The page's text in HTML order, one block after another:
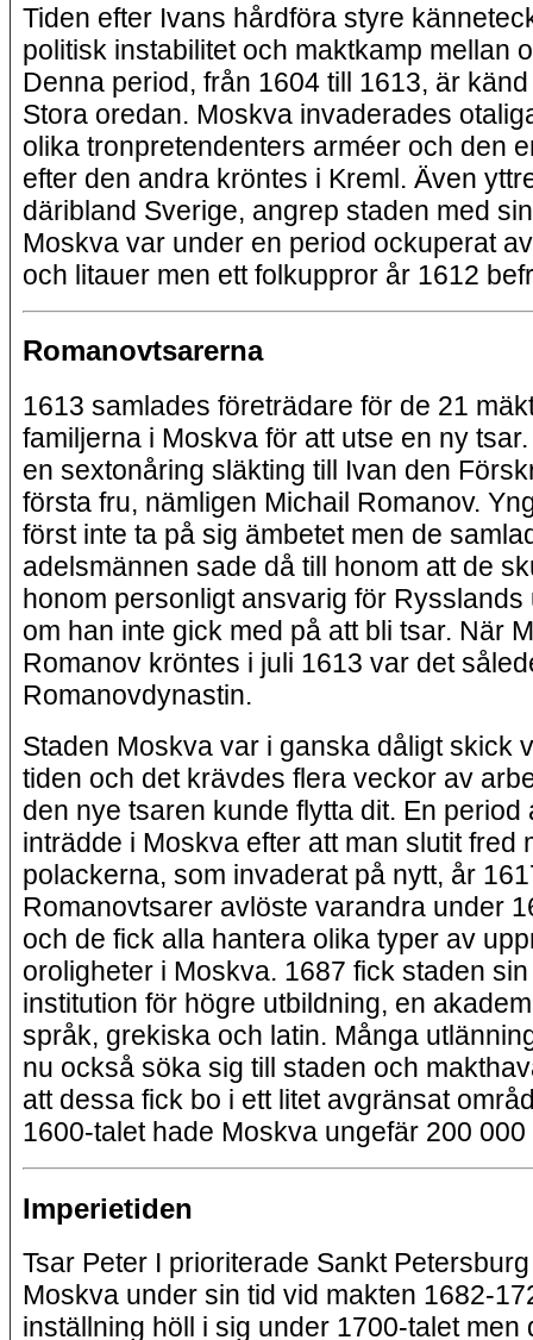
Tiden efter Ivans hårdföra styre
politisk instabilitet och maktkamp mellan
Denna period, från 1604 till 1613, är
Stora oredan. Moskva invaderades
olika tronpretendenters arméer och den
efter den andra kröntes i Kreml. Även
däribland Sverige, angrep staden med
Moskva var under en period ockuperat
och litauer men ett folkuppror år 1612
Romanovtsarerna
1613 samlades företrädare för de 21
familjerna i Moskva för att utse en ny
en sextonåring släkting till Ivan den
första fru, nämligen Michail Romanov.
först inte ta på sig ämbetet men de
adelsmännen sade då till honom att de
honom personligt ansvarig för Rysslands
om han inte gick med på att bli tsar. När
Romanov kröntes i juli 1613 var det
Romanovdynastin.
Staden Moskva var i ganska dåligt skick
tiden och det krävdes flera veckor av
den nye tsaren kunde flytta dit. En period
inträdde i Moskva efter att man slutit fred
polackerna, som invaderat på nytt, år
Romanovtsarer avlöste varandra under
och de fick alla hantera olika typer av
oroligheter i Moskva. 1687 fick staden
institution för högre utbildning, en
språk, grekiska och latin. Många
nu också söka sig till staden och
att dessa fick bo i ett litet avgränsat
1600-talet hade Moskva ungefär 200
Imperietiden
Tsar Peter I prioriterade Sankt
Moskva under sin tid vid makten 1682-
inställning höll i sig under 1700-talet men